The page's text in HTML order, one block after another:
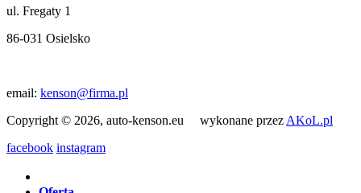
ul. Fregaty 1
86-031 Osielsko
email: kenson@firma.pl
Copyright © 2026, auto-kenson.eu wykonane przez AKoL.pl
facebook instagram